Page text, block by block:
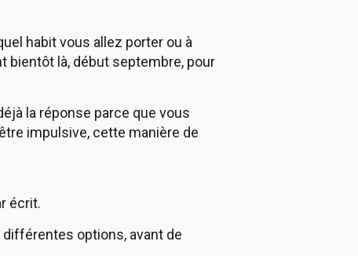
habit vous allez porter ou à
là, début septembre, pour
la réponse parce que vous
impulsive, cette manière de
écrit.
options, avant de